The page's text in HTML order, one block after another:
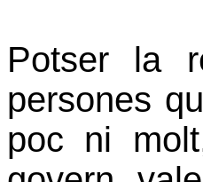
Potser la
persones
poc ni